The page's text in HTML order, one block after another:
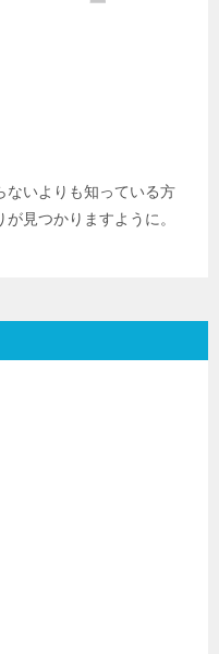
ないよりも知っている方
見つかりますように。